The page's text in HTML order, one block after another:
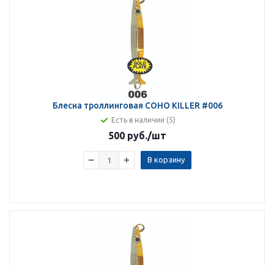
Блесна троллинговая COHO KILLER #006
Есть в наличии (5)
500 руб./шт
В корзину